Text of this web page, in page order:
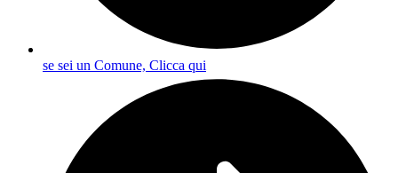
se sei un Comune, Clicca qui